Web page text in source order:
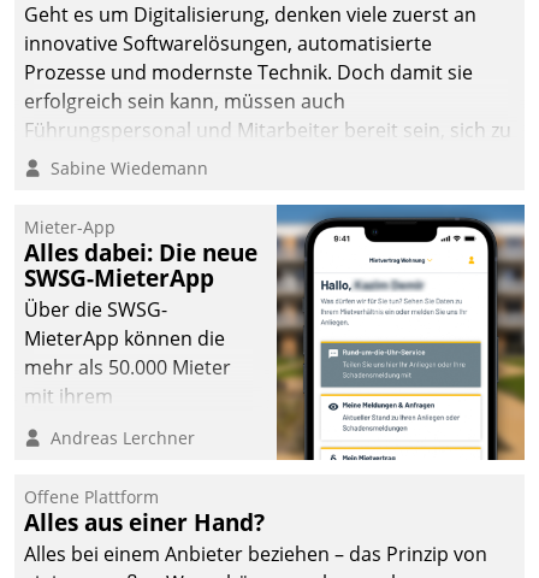
Geht es um Digitalisierung, denken viele zuerst an
innovative Softwarelösungen, automatisierte
Prozesse und modernste Technik. Doch damit sie
erfolgreich sein kann, müssen auch
Führungspersonal und Mitarbeiter bereit sein, sich zu
verändern und anzupassen, sonst werden sie an ihr
Sabine Wiedemann
Mieter-App
Alles dabei: Die neue
SWSG-MieterApp
Über die SWSG-
MieterApp können die
mehr als 50.000 Mieter
mit ihrem
Wohnungsunternehmen
kommunizieren, auf dem
einsehen und ändern
oder
Schadensmeldungen
Andreas Lerchner
Offene Plattform
Alles aus einer Hand?
Alles bei einem Anbieter beziehen – das Prinzip von